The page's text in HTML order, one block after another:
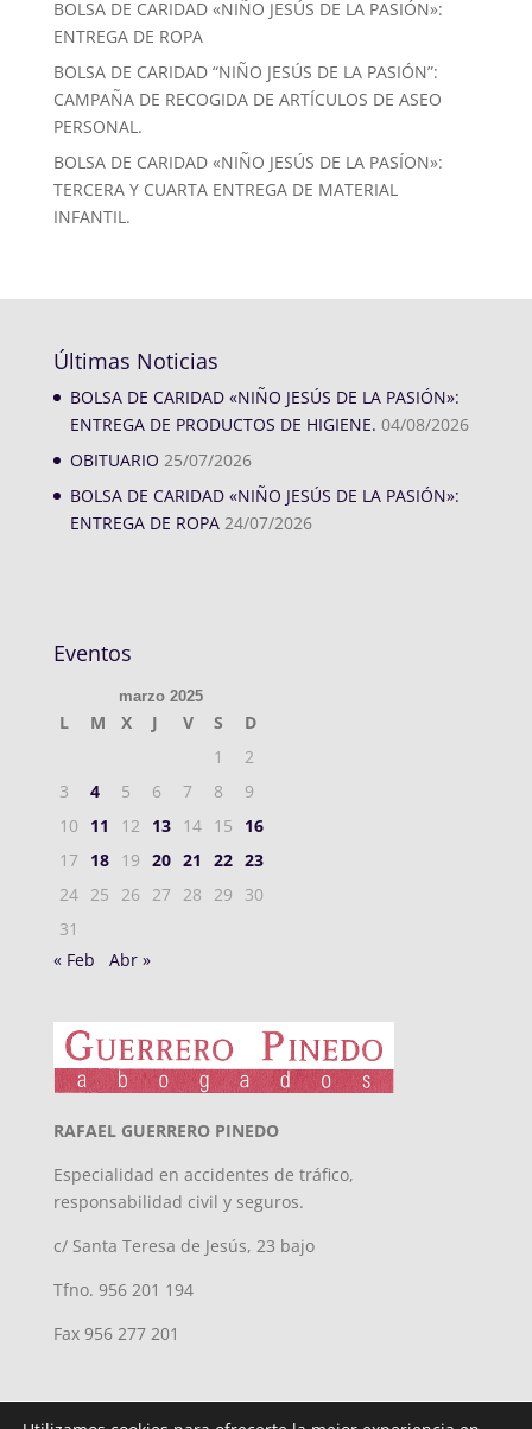
BOLSA DE CARIDAD «NIÑO JESÚS DE LA PASIÓN»:
ENTREGA DE ROPA
BOLSA DE CARIDAD “NIÑO JESÚS DE LA PASIÓN”:
CAMPAÑA DE RECOGIDA DE ARTÍCULOS DE ASEO
PERSONAL.
BOLSA DE CARIDAD «NIÑO JESÚS DE LA PASÍON»:
TERCERA Y CUARTA ENTREGA DE MATERIAL
INFANTIL.
Últimas Noticias
BOLSA DE CARIDAD «NIÑO JESÚS DE LA PASIÓN»:
ENTREGA DE PRODUCTOS DE HIGIENE. 04/08/2026
OBITUARIO 25/07/2026
BOLSA DE CARIDAD «NIÑO JESÚS DE LA PASIÓN»:
ENTREGA DE ROPA 24/07/2026
Eventos
marzo 2025
L M X J V S
D
1
2
3
4 5 6 7 8
9
10
11 12 13 14 15
16
17
18 19 20 21 22 23
24 25 26 27 28 29
30
31
« Feb
Abr »
RAFAEL GUERRERO PINEDO
Especialidad en accidentes de tráfico,
responsabilidad civil y seguros.
c/ Santa Teresa de Jesús, 23 bajo
Tfno. 956 201 194
Fax 956 277 201